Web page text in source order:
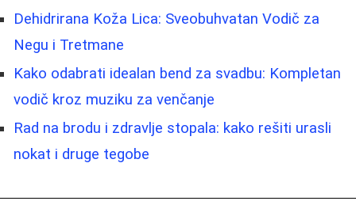
Dehidrirana Koža Lica: Sveobuhvatan Vodič za
Negu i Tretmane
Kako odabrati idealan bend za svadbu: Kompletan
vodič kroz muziku za venčanje
Rad na brodu i zdravlje stopala: kako rešiti urasli
nokat i druge tegobe